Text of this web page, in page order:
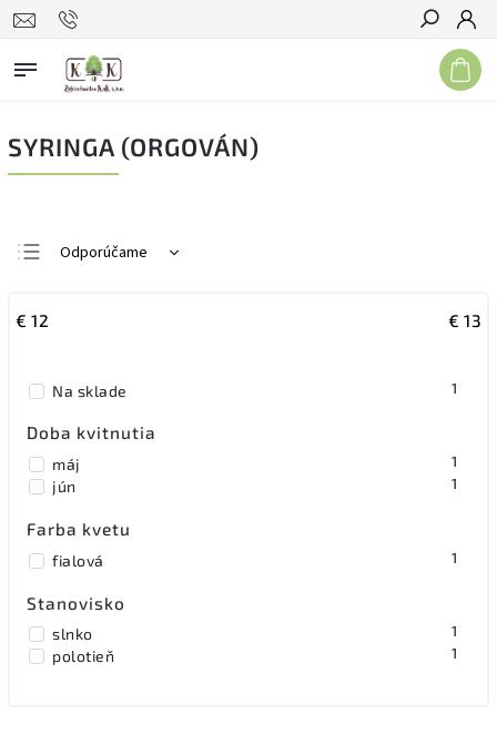
Hľadať
SYRINGA (ORGOVÁN)
Odporúčame
Abecedne
€ 12 € 13
Na sklade 1
Doba kvitnutia
máj 1
jún 1
Farba kvetu
fialová 1
Stanovisko
slnko 1
polotieň 1